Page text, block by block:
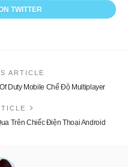
TWITTER
ARTICLE
Duty Mobile Chế Độ Multiplayer
Trên Chiếc Điện Thoại Android